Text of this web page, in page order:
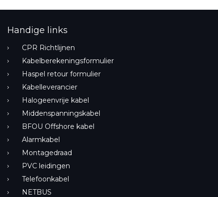
Handige links
CPR Richtlijnen
Kabelberekeningsformulier
Haspel retour formulier
Kabelleverancier
Halogeenvrije kabel
Middenspanningskabel
BFOU Offshore kabel
Alarmkabel
Montagedraad
PVC leidingen
Telefoonkabel
NETBUS